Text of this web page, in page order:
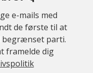
e-mails med
de første til at
begrænset parti.
framelde dig